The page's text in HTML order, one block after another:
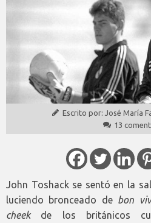
Escrito por: José María
13
John Toshack se sentó en la
luciendo bronceado de bon
cheekde los británicos